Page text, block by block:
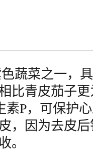
蔬菜之一，
比青皮茄子
素P，可保护
，因为去皮
。